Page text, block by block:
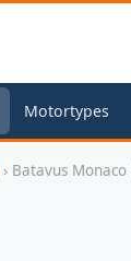
Motortypes
› Batavus